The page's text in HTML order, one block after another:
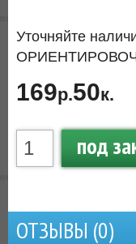
Уточняйте
169р.50к.
под
ОТЗЫВЫ (0)